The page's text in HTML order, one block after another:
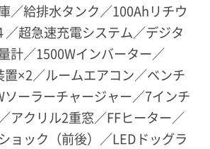
／給排水タンク／100Ahリチウ
超急速充電システム／デジタ
計／1500Wインバーター／
置×2／ルームエアコン／ベンチ
ソーラーチャージャー／7インチ
アクリル2重窓／FFヒーター／
ョック（前後）／LEDドッグラ